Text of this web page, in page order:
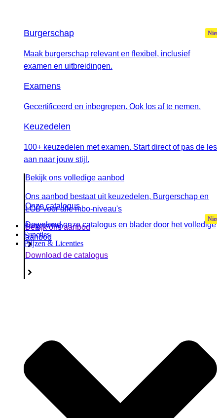
Burgerschap
Maak burgerschap relevant en flexibel, inclusief
examen en uitbreidingen.
Examens
Gecertificeerd en inbegrepen. Ook los af te nemen.
Keuzedelen
100+ keuzedelen met examen. Start direct of pas de les
aan naar jouw stijl.
Bekijk ons volledige aanbod
Ons aanbod bestaat uit keuzedelen, Burgerschap en
LOB voor alle mbo-niveau's
Bekijk ons aanbod
Onze catalogus
Download onze catalogus en blader door het volledige
aanbod
Download de catalogus
Burgerschap
Functies
Prijzen & Licenties